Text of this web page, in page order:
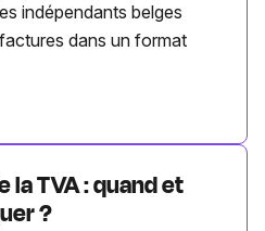
indépendants belges
dans un format
TVA : quand et
?